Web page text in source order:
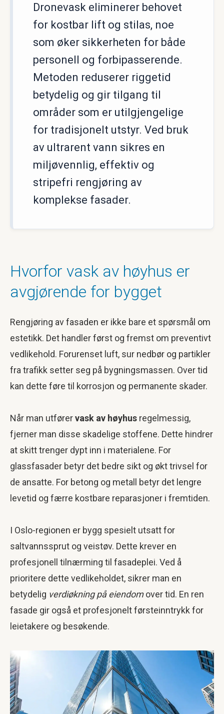
Dronevask eliminerer behovet
for kostbar lift og stilas, noe
som øker sikkerheten for både
personell og forbipasserende.
Metoden reduserer riggetid
betydelig og gir tilgang til
områder som er utilgjengelige
for tradisjonelt utstyr. Ved bruk
av ultrarent vann sikres en
miljøvennlig, effektiv og
stripefri rengjøring av
komplekse fasader.
Hvorfor vask av høyhus er
avgjørende for bygget
Rengjøring av fasaden er ikke bare et spørsmål om
estetikk. Det handler først og fremst om preventivt
vedlikehold. Forurenset luft, sur nedbør og partikler
fra trafikk setter seg på bygningsmassen. Over tid
kan dette føre til korrosjon og permanente skader.
Når man utførervask av høyhus regelmessig,
fjerner man disse skadelige stoffene. Dette hindrer
at skitt trenger dypt inn i materialene. For
glassfasader betyr det bedre sikt og økt trivsel for
de ansatte. For betong og metall betyr det lengre
levetid og færre kostbare reparasjoner i fremtiden.
I Oslo-regionen er bygg spesielt utsatt for
saltvannssprut og veistøv. Dette krever en
profesjonell tilnærming til fasadeplei. Ved å
prioritere dette vedlikeholdet, sikrer man en
betydelig verdiøkning på eiendomover tid. En ren
fasade gir også et profesjonelt førsteinntrykk for
leietakere og besøkende.